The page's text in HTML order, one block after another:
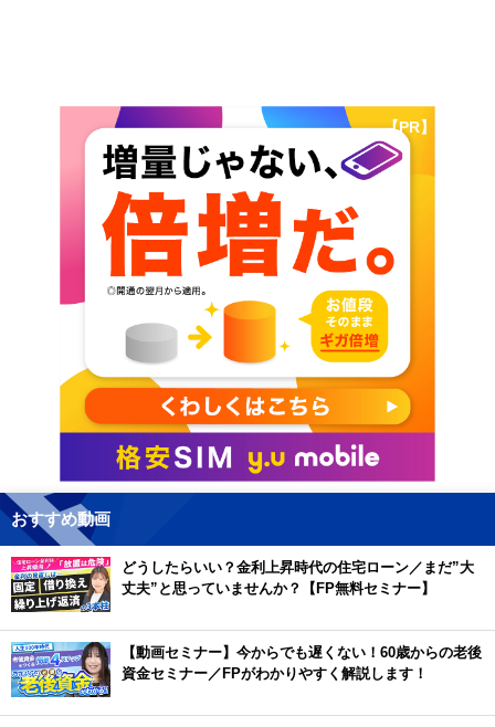
【PR】
おすすめ動画
どうしたらいい？金利上昇時代の住宅ローン／まだ”大
丈夫”と思っていませんか？【FP無料セミナー】
【動画セミナー】今からでも遅くない！60歳からの老後
資金セミナー／FPがわかりやすく解説します！